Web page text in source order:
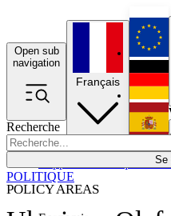
Open sub
navigation
Recherche
Se
POLICY AREAS
Français
POLITIQUE